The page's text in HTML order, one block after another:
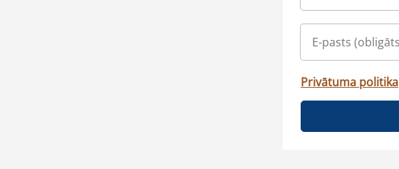
Privātuma politika